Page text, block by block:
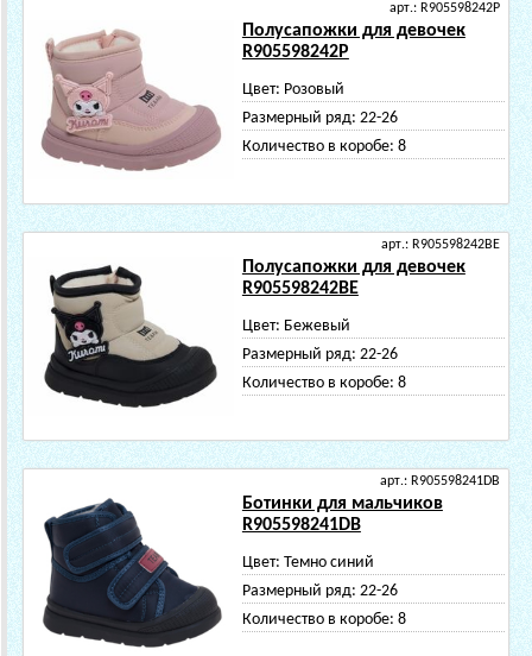
арт.: R905598242P
Полусапожки для девочек
R905598242P
Цвет: Розовый
Размерный ряд: 22-26
Количество в коробе: 8
арт.: R905598242BE
Полусапожки для девочек
R905598242BE
Цвет: Бежевый
Размерный ряд: 22-26
Количество в коробе: 8
арт.: R905598241DB
Ботинки для мальчиков
R905598241DB
Цвет: Темно синий
Размерный ряд: 22-26
Количество в коробе: 8